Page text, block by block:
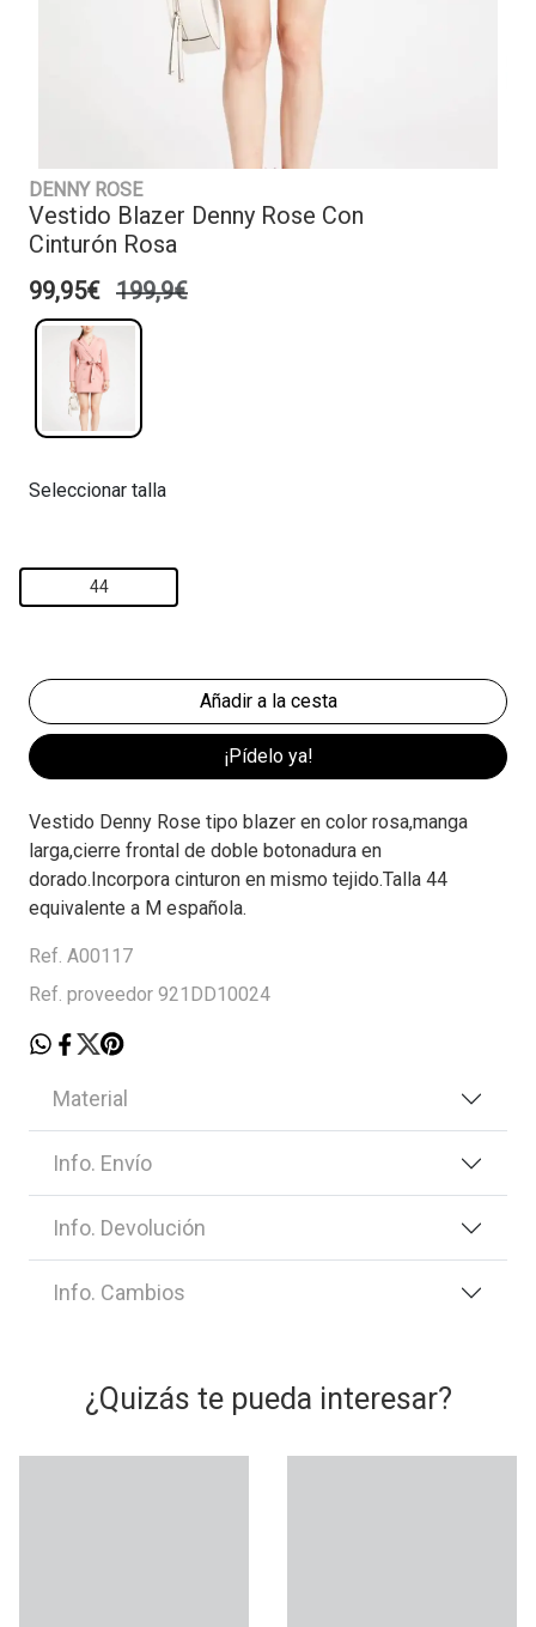
DENNY ROSE
Vestido Blazer Denny Rose Con
Cinturón Rosa
99,95€ 199,9€
Seleccionar talla
44
¡Pídelo ya!
Vestido Denny Rose tipo blazer en color rosa,manga
larga,cierre frontal de doble botonadura en
dorado.Incorpora cinturon en mismo tejido.Talla 44
equivalente a M española.
Ref. A00117
Ref. proveedor 921DD10024
Material
Info. Envío
Info. Devolución
Info. Cambios
¿Quizás te pueda interesar?